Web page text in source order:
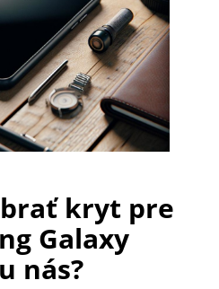
kryt pre
Galaxy
nás?